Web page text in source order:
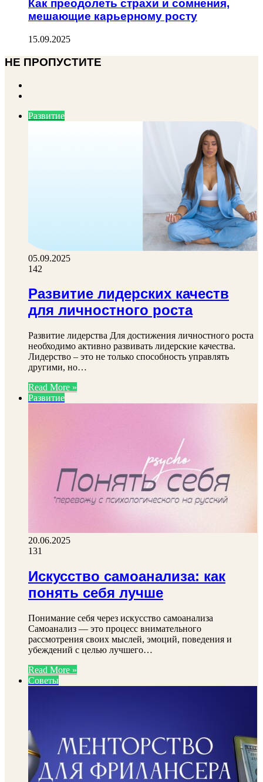
Как преодолеть страхи и сомнения,
мешающие карьерному росту
15.09.2025
НЕ ПРОПУСТИТЕ
Развитие
05.09.2025
142
Развитие лидерских качеств
для личностного роста
Развитие лидерства Для достижения личностного роста
необходимо активно развивать лидерские качества.
Лидерство – это не только способность управлять
другими, но…
Read More »
Развитие
20.06.2025
131
Искусство самоанализа: как
понять себя лучше
Понимание себя через искусство самоанализа
Самоанализ — это процесс внимательного
рассмотрения своих мыслей, эмоций, поведения и
убеждений с целью лучшего…
Read More »
Советы